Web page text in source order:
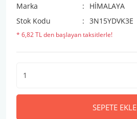
Marka
HİMALAYA
Stok Kodu
3N15YDVK3E
* 6,82 TL den başlayan taksitlerle!
SEPETE EKLE